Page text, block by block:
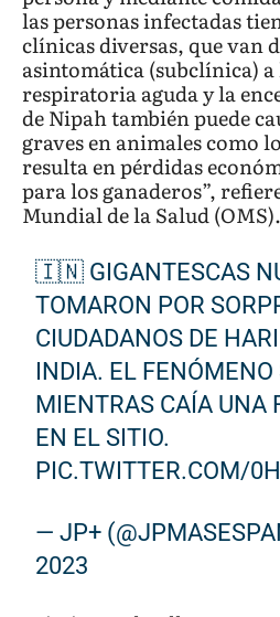
las personas infectadas
clínicas diversas, que van
asintomática (subclínica)
respiratoria aguda y la
de Nipah también puede
graves en animales como
resulta en pérdidas
para los ganaderos”,
Mundial de la Salud (OMS).
🇮🇳 GIGANTESCAS
TOMARON POR
CIUDADANOS DE
INDIA. EL
MIENTRAS CAÍA UNA
EN EL SITIO.
PIC.TWITTER.COM/
— JP+
2023